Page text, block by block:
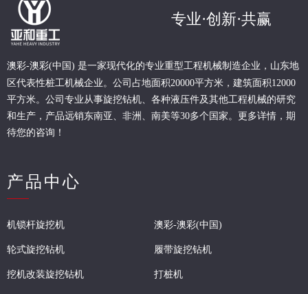
专业·创新·共赢
澳彩-澳彩(中国) 是一家现代化的专业重型工程机械制造企业，山东地
区代表性桩工机械企业。 公司占地面积20000平方米，建筑面积12000
平方米。公司专业从事旋挖钻机、各种液压件及其他工程机械的研究
和生产，产品远销东南亚、非洲、南美等30多个国家。更多详情，期
待您的咨询！
产品中心
机锁杆旋挖机 澳彩-澳彩(中国)
轮式旋挖钻机 履带旋挖钻机
挖机改装旋挖钻机 打桩机